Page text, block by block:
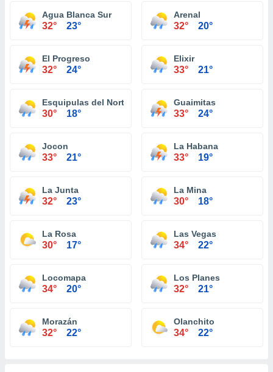
Agua Blanca Sur
32° 23°
Arenal
32° 20°
El Progreso
32° 24°
Elixir
33° 21°
Esquipulas del Norte
30° 18°
Guaimitas
33° 24°
Jocon
33° 21°
La Habana
33° 19°
La Junta
32° 23°
La Mina
30° 18°
La Rosa
30° 17°
Las Vegas
34° 22°
Locomapa
34° 20°
Los Planes
32° 21°
Morazán
32° 22°
Olanchito
34° 22°